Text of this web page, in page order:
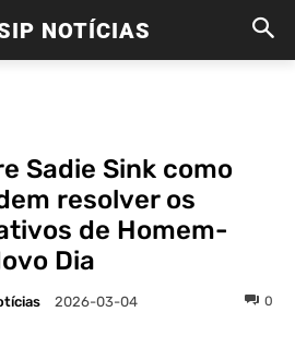
NOTÍCIAS
Sadie Sink como
resolver os
de Homem-
Dia
2026-03-04 0